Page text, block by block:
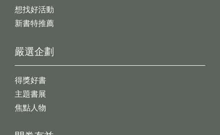
想找好活動
新書特推薦
嚴選企劃
得獎好書
主題書展
焦點人物